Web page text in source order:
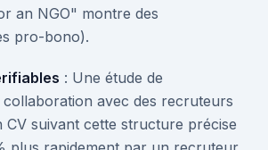
an NGO" montre des
pro-bono).
: Une étude de
collaboration avec des recruteurs
suivant cette structure précise